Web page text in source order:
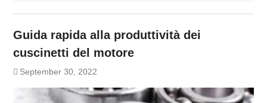
Guida rapida alla produttività dei
cuscinetti del motore
September 30, 2022